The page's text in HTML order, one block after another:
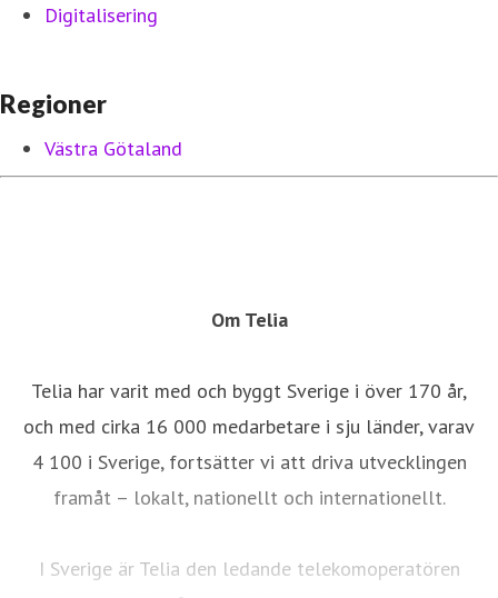
Digitalisering
Regioner
Västra Götaland
Om Telia
Telia har varit med och byggt Sverige i över 170 år,
och med cirka 16 000 medarbetare i sju länder, varav
4 100 i Sverige, fortsätter vi att driva utvecklingen
framåt – lokalt, nationellt och internationellt.
I Sverige är Telia den ledande telekomoperatören